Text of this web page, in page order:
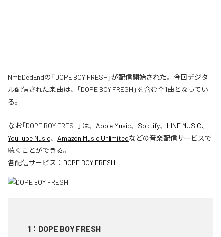
NmbDedEndの「DOPE BOY FRESH」が配信開始された。今回デジタ
ル配信された楽曲は、「DOPE BOY FRESH」を含む全1曲となってい
る。
なお「DOPE BOY FRESH 」は、 Apple Music、 Spotify、 LINE MUSIC、
YouTube Music、 Amazon Music Unlimitedなどの音楽配信サービスで
聴くことができる。
各配信サービス： DOPE BOY FRESH
1 ： DOPE BOY FRESH